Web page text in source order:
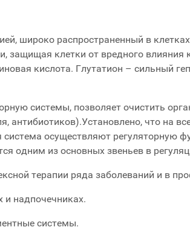
широко распространенный в
защищая клетки от вредного
кислота. Глутатион – сильный
системы, позволяет очистить
антибиотиков).Установлено, что на
осуществляют регуляторную
одним из основных звеньев в
терапии ряда заболеваний и в
и надпочечниках.
системы.